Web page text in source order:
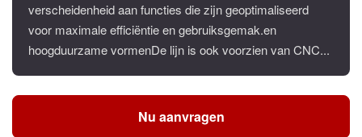
verscheidenheid aan functies die zijn geoptimaliseerd
voor maximale efficiëntie en gebruiksgemak.en
hoogduurzame vormenDe lijn is ook voorzien van CNC...
Nu aanvragen